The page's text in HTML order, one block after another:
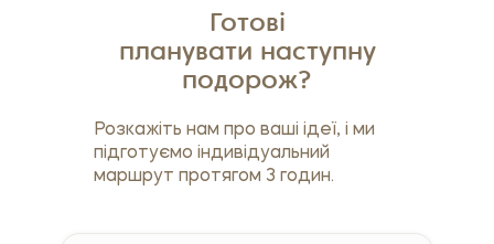
Готові
планувати наступну
подорож?
Розкажіть нам про ваші ідеї, і ми
підготуємо індивідуальний
маршрут протягом 3 годин.